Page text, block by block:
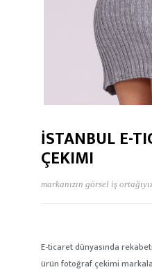
İSTANBUL E-
ÇEKIMI
markanızın görsel iş
E-ticaret dünyasında
ürün fotoğraf çekimi